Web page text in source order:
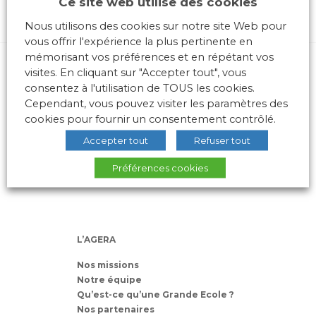
10 place des Archives – Bât G –
69288 LYON Cedex 02
Association loi 1901
L’AGERA
Nos missions
Notre équipe
Qu’est-ce qu’une Grande Ecole ?
Nos partenaires
Nous utilisons des cookies sur notre site Web pour
vous offrir l'expérience la plus pertinente en
mémorisant vos préférences et en répétant vos
visites. En cliquant sur "Accepter tout", vous
consentez à l'utilisation de TOUS les cookies.
Cependant, vous pouvez visiter les paramètres des
cookies pour fournir un consentement contrôlé.
Accepter tout Refuser tout
Préférences cookies